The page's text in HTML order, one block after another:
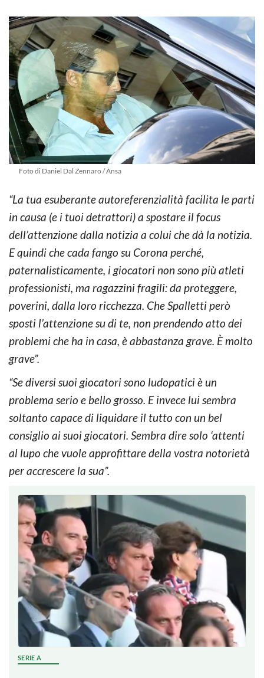
Foto di Daniel Dal Zennaro / Ansa
“La tua esuberante autoreferenzialità facilita le parti
in causa (e i tuoi detrattori) a spostare il focus
dell’attenzione dalla notizia a colui che dà la notizia.
E quindi che cada fango su Corona perché,
paternalisticamente, i giocatori non sono più atleti
professionisti, ma ragazzini fragili: da proteggere,
poverini, dalla loro ricchezza. Che Spalletti però
sposti l’attenzione su di te, non prendendo atto dei
problemi che ha in casa, è abbastanza grave. È molto
grave”.
“Se diversi suoi giocatori sono ludopatici è un
problema serio e bello grosso. E invece lui sembra
soltanto capace di liquidare il tutto con un bel
consiglio ai suoi giocatori. Sembra dire solo ‘attenti
al lupo che vuole approfittare della vostra notorietà
per accrescere la sua”.
SERIE A